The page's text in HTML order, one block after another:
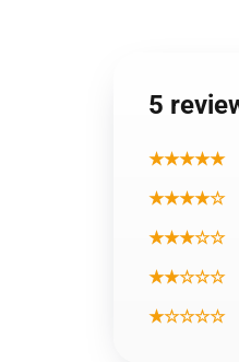
5
★★★★★
★★★★☆
★★★☆☆
★★☆☆☆
★☆☆☆☆